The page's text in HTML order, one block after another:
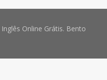
Online Grátis. Bento